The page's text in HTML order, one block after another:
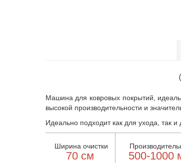
Машина для ковровых покрытий,
высокой производительности и
Идеально подходит как для ухода, так
Ширина очистки
70 см 500-1000